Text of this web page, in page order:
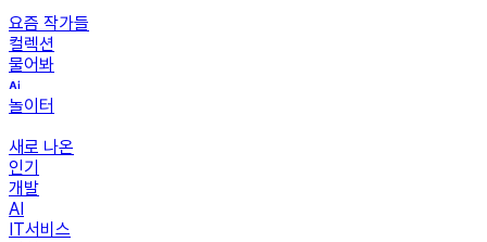
요즘 작가들
컬렉션
물어봐
놀이터
새로 나온
인기
개발
AI
IT서비스